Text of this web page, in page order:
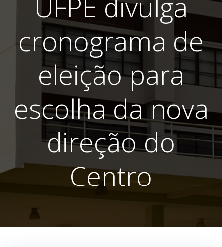
cronograma de
eleição para
escolha da nova
direção do
Centro